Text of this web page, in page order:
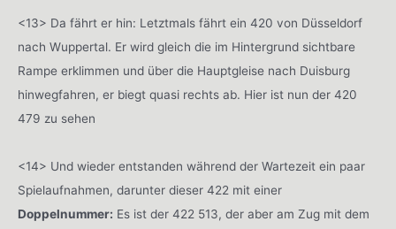
<13> Da fährt er hin: Letztmals fährt ein 420 von Düsseldorf
nach Wuppertal. Er wird gleich die im Hintergrund sichtbare
Rampe erklimmen und über die Hauptgleise nach Duisburg
hinwegfahren, er biegt quasi rechts ab. Hier ist nun der 420
479 zu sehen
<14> Und wieder entstanden während der Wartezeit ein paar
Spielaufnahmen, darunter dieser 422 mit einer
Doppelnummer: Es ist der 422 513, der aber am Zug mit dem